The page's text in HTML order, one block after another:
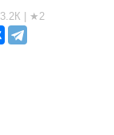
3.2К
★2